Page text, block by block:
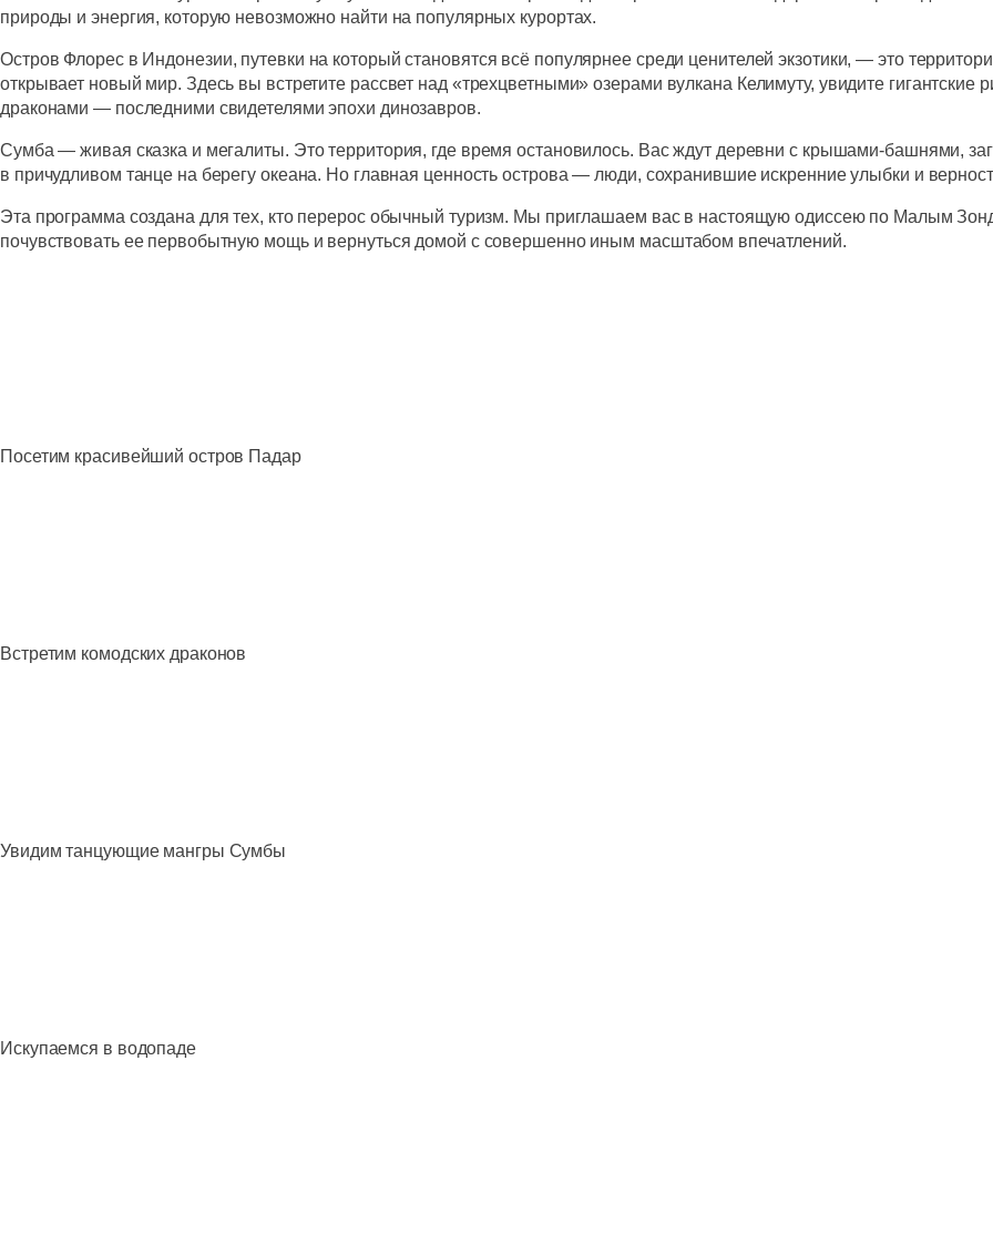
природы и энергия, которую невозможно найти на популярных курортах.
Остров Флорес в Индонезии, путевки на который становятся всё популярнее среди ценителей экзотики, — это
открывает новый мир. Здесь вы встретите рассвет над «трехцветными» озерами вулкана Келимуту, увидите
драконами — последними свидетелями эпохи динозавров.
Сумба — живая сказка и мегалиты. Это территория, где время остановилось. Вас ждут деревни с крышами-башнями,
в причудливом танце на берегу океана. Но главная ценность острова — люди, сохранившие искренние улыбки и
Эта программа создана для тех, кто перерос обычный туризм. Мы приглашаем вас в настоящую одиссею по Малым
почувствовать ее первобытную мощь и вернуться домой с совершенно иным масштабом впечатлений.
Посетим красивейший остров Падар
Встретим комодских драконов
Увидим танцующие мангры Сумбы
Искупаемся в водопаде